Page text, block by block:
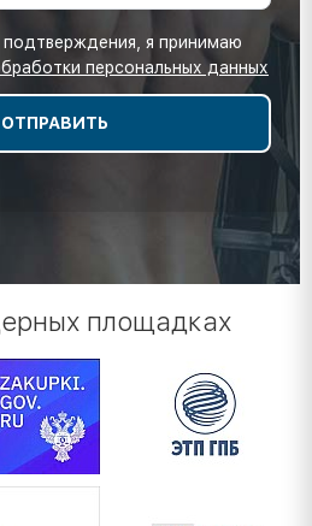
я принимаю
персональных данных
площадках